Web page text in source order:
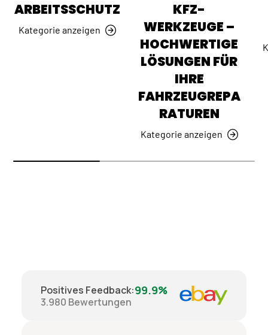
ARBEITSSCHUTZ
Kategorie anzeigen
KFZ-
WERKZEUGE –
HOCHWERTIGE
LÖSUNGEN FÜR
IHRE
FAHRZEUGREPA
RATUREN
Kategorie anzeigen
Positives Feedback:99.9%
3.980 Bewertungen